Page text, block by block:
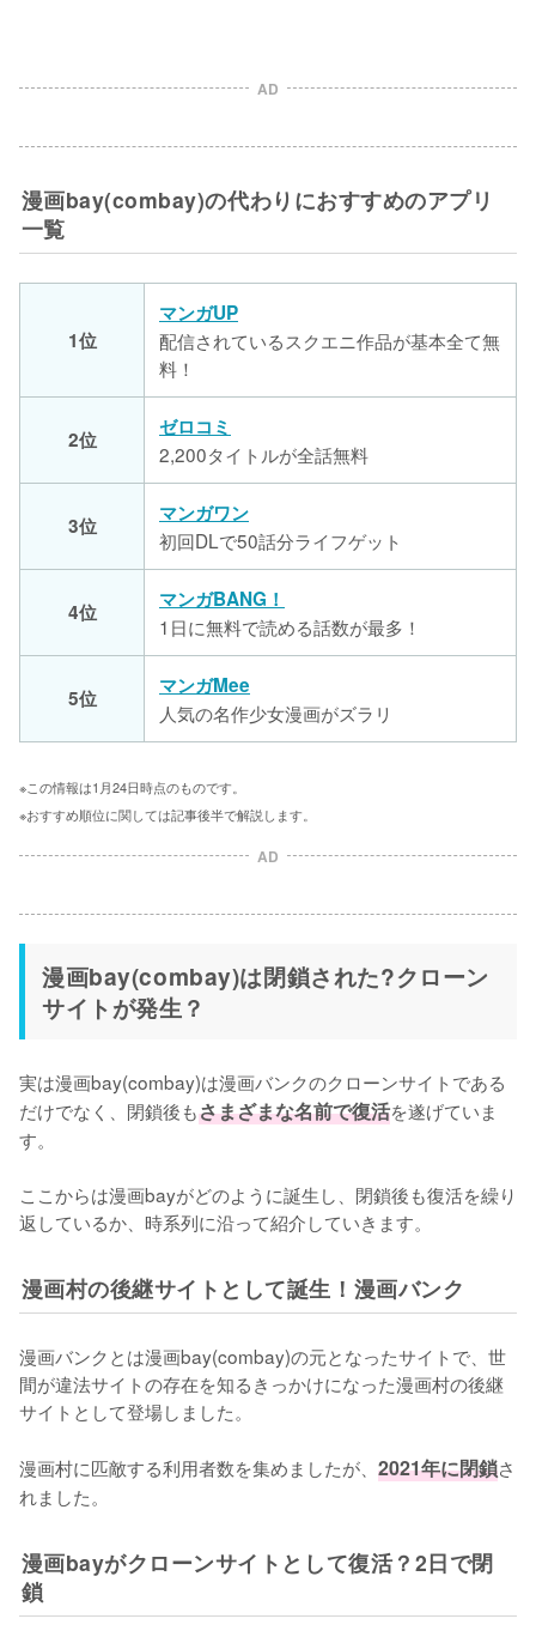
AD
漫画bay(combay)の代わりにおすすめのアプリ
一覧
1位
マンガUP
配信されているスクエニ作品が基本全て無
料！
2位
ゼロコミ
2,200タイトルが全話無料
3位
マンガワン
初回DLで50話分ライフゲット
4位
マンガBANG！
1日に無料で読める話数が最多！
5位
マンガMee
人気の名作少女漫画がズラリ
※この情報は1月24日時点のものです。
※おすすめ順位に関しては記事後半で解説します。
AD
漫画bay(combay)は閉鎖された?クローン
サイトが発生？
実は漫画bay(combay)は漫画バンクのクローンサイトである
だけでなく、閉鎖後もさまざまな名前で復活を遂げていま
す。
ここからは漫画bayがどのように誕生し、閉鎖後も復活を繰り
返しているか、時系列に沿って紹介していきます。
漫画村の後継サイトとして誕生！漫画バンク
漫画バンクとは漫画bay(combay)の元となったサイトで、世
間が違法サイトの存在を知るきっかけになった漫画村の後継
サイトとして登場しました。
漫画村に匹敵する利用者数を集めましたが、 2021年に閉鎖さ
れました。
漫画bayがクローンサイトとして復活？2日で閉
鎖